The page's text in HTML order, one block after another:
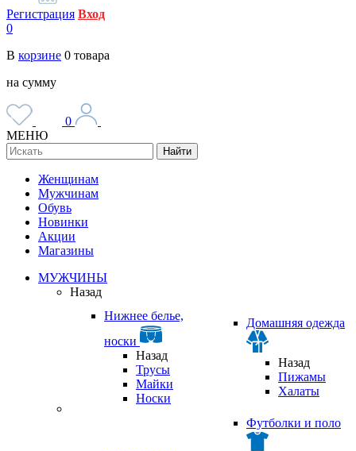
Регистрация Вход
0
В корзине 0 товара
на сумму
0
МЕНЮ
Найти
Женщинам
Мужчинам
Обувь
Новинки
Акции
Магазины
МУЖЧИНЫ
Назад
Нижнее белье,
носки
Назад
Трусы
Майки
Носки
Домашняя одежда
Назад
Пижамы
Халаты
Футболки и поло